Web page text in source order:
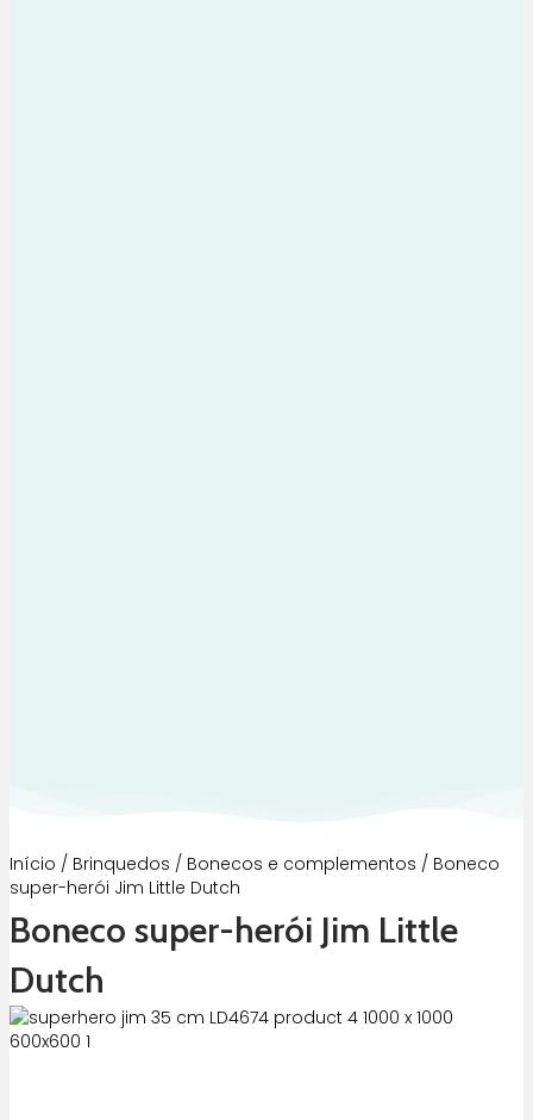
Início / Brinquedos / Bonecos e complementos / Boneco
super-herói Jim Little Dutch
Boneco super-herói Jim Little
Dutch